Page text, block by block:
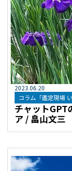
2023.06.20
コラム「鑑定現場 い
チャットGPT
ア / 畠山文三